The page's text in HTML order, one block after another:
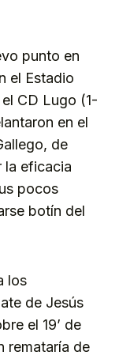
punto en
el Estadio
CD Lugo (1-
en el
de
la eficacia
pocos
botín del
los
de Jesús
el 19’ de
remataría de